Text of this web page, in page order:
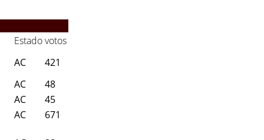
Estadovotos
AC
421
AC
48
AC
45
AC
671